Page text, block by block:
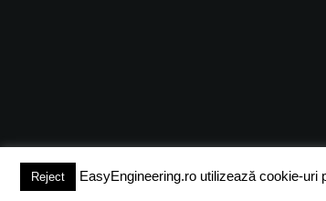
Reject EasyEngineering.ro utilizează cookie-